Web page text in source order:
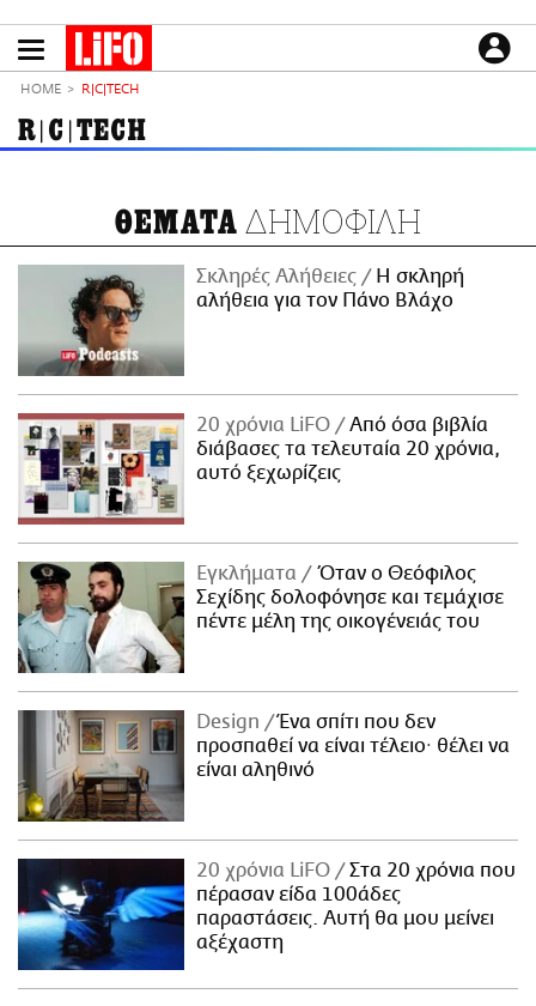
το
LIFO SHOP
NEWSLETTER
ΜΙΚΡΟΠΡΑΓΜΑΤΑ
THE GOOD LIFO
LIFOLAND
CITY GUIDE
ΑΜΠΑ
PRINT
ΕΙΔΗΣΕΙΣ
CULTURE
PODCASTS
Plus
HOME R|C|TECH
R|C|TECH
ΘΕΜΑΤΑ ΔΗΜΟΦΙΛΗ
Σκληρές Αλήθειες
H σκληρή
αλήθεια για τον Πάνο Βλάχο
20 χρόνια LiFO
Από όσα βιβλία
διάβασες τα τελευταία 20 χρόνια,
αυτό ξεχωρίζεις
Εγκλήματα
Όταν ο Θεόφιλος
Σεχίδης δολοφόνησε και τεμάχισε
πέντε μέλη της οικογένειάς του
Design
Ένα σπίτι που δεν
προσπαθεί να είναι τέλειο· θέλει να
είναι αληθινό
20 χρόνια LiFO
Στα 20 χρόνια που
πέρασαν είδα 100άδες
παραστάσεις. Αυτή θα μου μείνει
αξέχαστη